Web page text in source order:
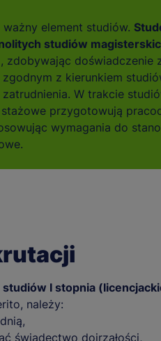
element studiów.
studiów
, zdobywając doświadczenie
z kierunkiem
W trakcie
stażowe przygotowują
wymagania do
studiów I stopnia
należy:
świadectwo dojrzałości,